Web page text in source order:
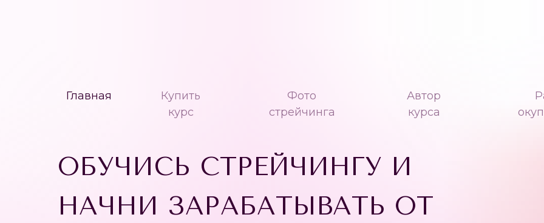
Автор
курса
Фото
стрейчинга
Купить
курс
Главная
ОБУЧИСЬ СТРЕЙЧИНГУ И
НАЧНИ ЗАРАБАТЫВАТЬ ОТ